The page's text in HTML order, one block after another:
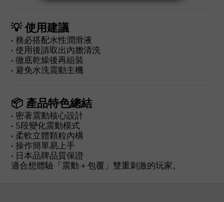
💡 使用建議
• 務必搭配水性潤滑液
• 使用後請取出內膽清洗
• 徹底乾燥後再組裝
• 避免水洗震動主機
📦 產品特色總結
• 密著震動核心設計
• 5段變化震動模式
• 柔軟立體顆粒內構
• 操作簡單易上手
• 日本品牌品質保證
適合想體驗「震動＋包覆」雙重刺激的玩家。